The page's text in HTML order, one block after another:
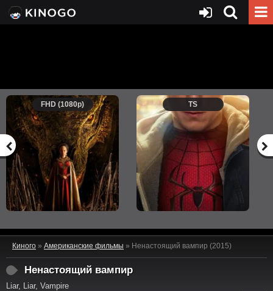
FHD (1080p) TS
Киного » Американские фильмы » Ненастоящий вампир (2015)
Ненастоящий вампир
Liar, Liar, Vampire